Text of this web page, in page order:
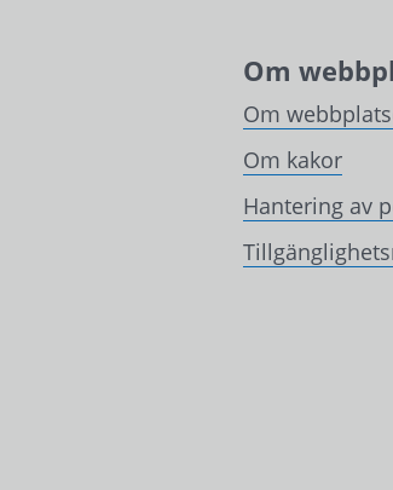
Om
Om
Om kakor
Hantering av